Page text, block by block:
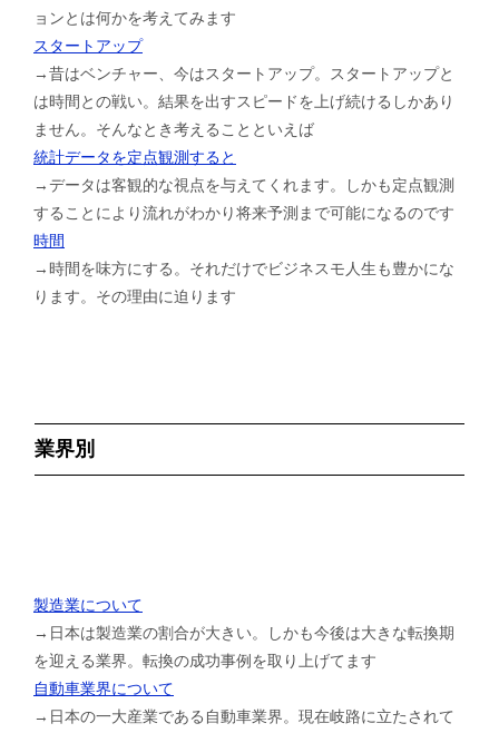
ョンとは何かを考えてみます
スタートアップ
→昔はベンチャー、今はスタートアップ。スタートアップと
は時間との戦い。結果を出すスピードを上げ続けるしかあり
ません。そんなとき考えることといえば
統計データを定点観測すると
→データは客観的な視点を与えてくれます。しかも定点観測
することにより流れがわかり将来予測まで可能になるのです
時間
→時間を味方にする。それだけでビジネスモ人生も豊かにな
ります。その理由に迫ります
業界別
製造業について
→日本は製造業の割合が大きい。しかも今後は大きな転換期
を迎える業界。転換の成功事例を取り上げてます
自動車業界について
→日本の一大産業である自動車業界。現在岐路に立たされて